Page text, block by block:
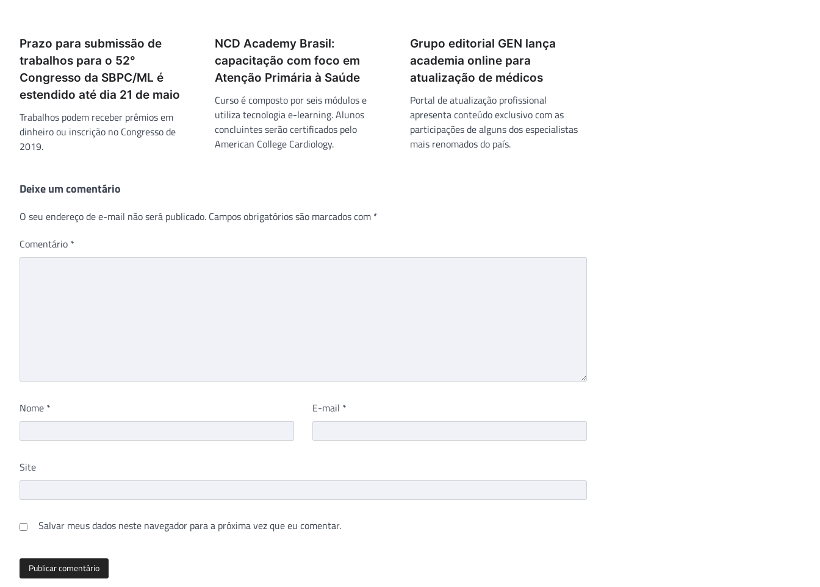
Prazo para submissão de
trabalhos para o 52°
Congresso da SBPC/ML é
estendido até dia 21 de maio
Trabalhos podem receber prêmios em
dinheiro ou inscrição no Congresso de
2019.
NCD Academy Brasil:
capacitação com foco em
Atenção Primária à Saúde
Curso é composto por seis módulos e
utiliza tecnologia e-learning. Alunos
concluintes serão certificados pelo
American College Cardiology.
Grupo editorial GEN lança
academia online para
atualização de médicos
Portal de atualização profissional
apresenta conteúdo exclusivo com as
participações de alguns dos especialistas
mais renomados do país.
Deixe um comentário
O seu endereço de e-mail não será publicado. Campos obrigatórios são marcados com *
Comentário *
Nome * E-mail *
Site
Salvar meus dados neste navegador para a próxima vez que eu comentar.